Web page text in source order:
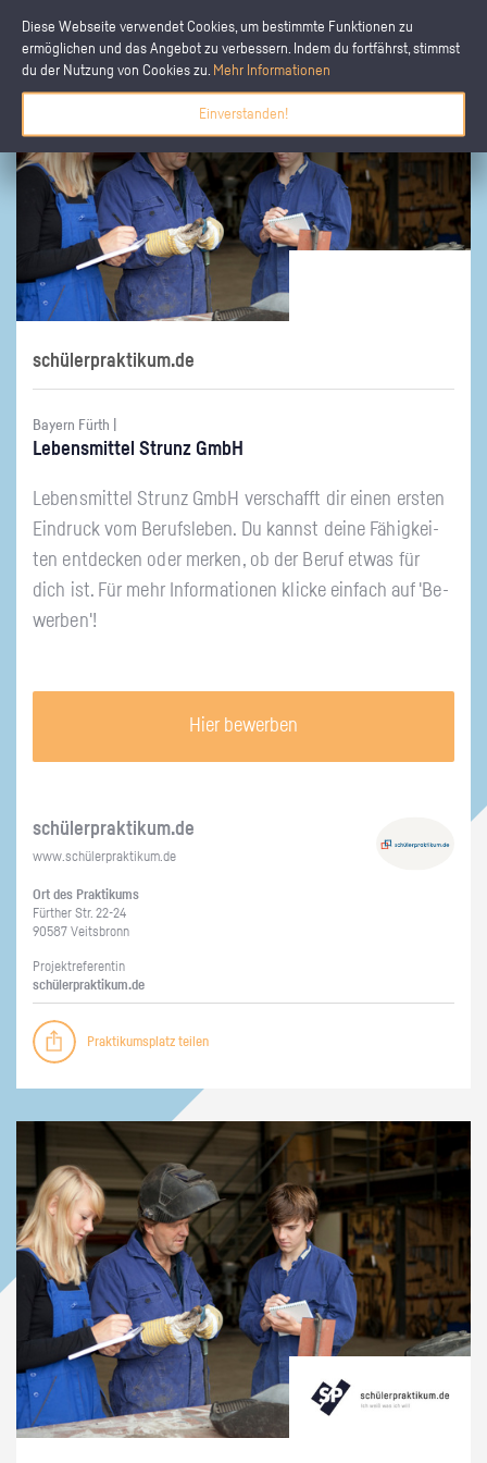
Diese Webseite verwendet Cookies, um bestimmte Funktionen zu
ermöglichen und das Angebot zu verbessern. Indem du fortfährst, stimmst
du der Nutzung von Cookies zu. Mehr Informationen
Einverstanden!
schülerpraktikum.de
Bayern Fürth |
Le­bens­mit­tel Strunz GmbH
Le­bens­mit­tel Strunz GmbH ver­schafft dir einen ers­ten
Ein­druck vom Be­rufs­le­ben. Du kannst deine Fä­hig­kei­
ten ent­de­cken oder mer­ken, ob der Beruf etwas für
dich ist. Für mehr In­for­ma­tio­nen kli­cke ein­fach auf 'Be­
wer­ben'!
Hier bewerben
schü­ler­prak­ti­kum.de
www.​schüler​prak​tiku​m.​de
Ort des Prak­ti­kums
Für­ther Str. 22-24
90587 Veits­bronn
Pro­jekt­re­fe­ren­tin
schü­ler­prak­ti­kum.de
Praktikumsplatz teilen